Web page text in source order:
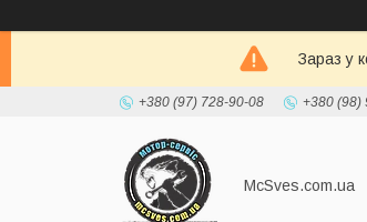
Зараз у
+380 (97) 728-90-08 +380 (98)
McSves.com.ua